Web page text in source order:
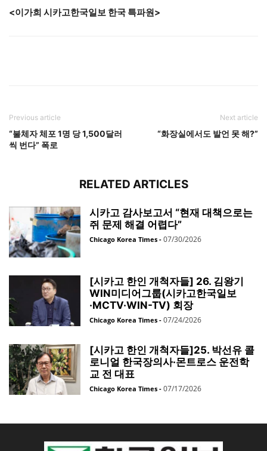
<이가희 시카고한국일보 한국 특파원>
Previous article
“불체자 체포 1명 당 1,500달러
씩 번다” 폭로
Next article
“화장실에서도 발언 못 해?”
RELATED ARTICLES
시카고 감사보고서 “현재 대책으로는
쥐 문제 해결 어렵다”
Chicago Korea Times - 07/30/2026
[시카고 한인 개척자들] 26. 김왕기
WIN미디어그룹(시카고한국일보
·MCTV·WIN-TV) 회장
Chicago Korea Times - 07/24/2026
[시카고 한인 개척자들]25. 박선유 콜
로니얼 한국장의사·몬트로스 운전학
교 전 대표
Chicago Korea Times - 07/17/2026